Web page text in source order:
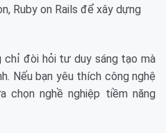
Ruby on Rails để xây dựng
chỉ đòi hỏi tư duy sáng tạo mà
Nếu bạn yêu thích công nghệ
nghề nghiệp tiềm năng